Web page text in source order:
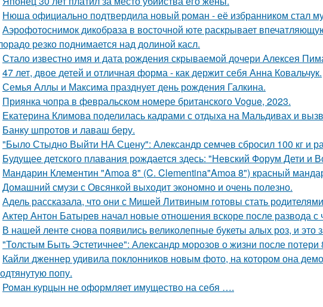
Нюша официально подтвердила новый роман - её избранником стал
Аэрофотоснимок дикобpaза в восточной юте раскрывает
резко поднимается над долиной касл.
Стало известно имя и дата рождения скрываемой дочери Алексея
47 лет, двое детей и отличная форма - как держит себя Анна Ковальчук.
Семья Аллы и Максима празднует день рождения Галкина.
Приянка чопра в февральском номере британского Vogue, 2023.
Екатерина Климова поделилась кадрами с отдыха на Мальдивах и
Банку шпротов и лаваш беру.
"Было Стыдно Выйти НА Сцену": Александр семчев сбросил 100 кг и
Будущее детского плавания рождается здесь: "Невский Форум Дети и
Мандарин Клементин "Amoa 8" (C. Clementina"Amoa 8") красный
Домашний смузи с Овсянкой выходит экономно и очень полезно.
Адель рассказала, что они с Мишей Литвиным готовы стать
Актер Антон Батырев начал новые отношения вскоре после развода с
В нашей ленте снова появились великолепные букеты алых роз, и это
"Толстым Быть Эстетичнее": Александр морозов о жизни после потери
Кайли дженнер удивила поклонников новым фото, на котором она
попу.
Роман курцын не оформляет имущество на себя ….